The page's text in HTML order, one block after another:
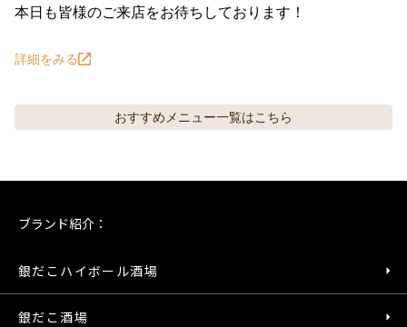
本日も皆様のご来店をお待ちしております！
詳細をみる
おすすめメニュー一覧はこちら
ブランド紹介：
銀だこハイボール酒場
銀だこ酒場